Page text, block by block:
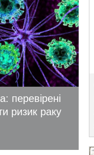
перевірені
ризик раку